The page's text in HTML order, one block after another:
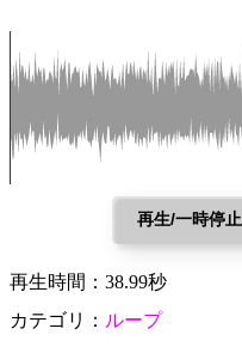
再生/一時停止
再生時間：38.99秒
カテゴリ： ループ